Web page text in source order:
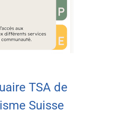
TSA de
Suisse